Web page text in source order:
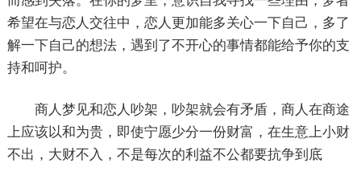
希望在与恋人交往中，恋人更加能多关心一下自己，多了
解一下自己的想法，遇到了不开心的事情都能给予你的支
持和呵护。
商人梦见和恋人吵架，吵架就会有矛盾，商人在商途
上应该以和为贵，即使宁愿少分一份财富，在生意上小财
不出，大财不入，不是每次的利益不公都要抗争到底